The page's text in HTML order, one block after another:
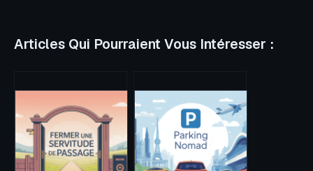
Articles Qui Pourraient Vous Intéresser :